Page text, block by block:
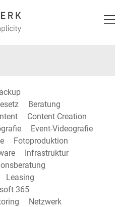
Beratung
Content Creation
Event-Videografie
Fotoproduktion
Infrastruktur
Leasing
365
Netzwerk